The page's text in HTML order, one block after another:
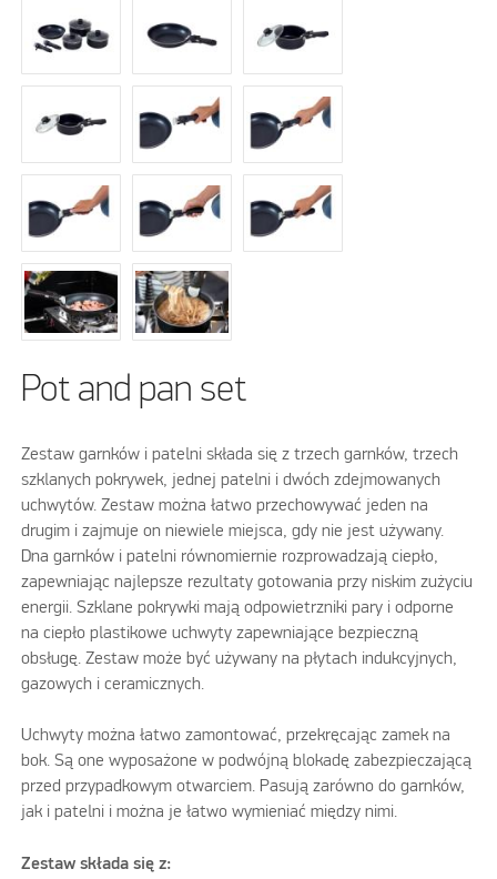
Pot and pan set
Zestaw garnków i patelni składa się z trzech garnków, trzech
szklanych pokrywek, jednej patelni i dwóch zdejmowanych
uchwytów. Zestaw można łatwo przechowywać jeden na
drugim i zajmuje on niewiele miejsca, gdy nie jest używany.
Dna garnków i patelni równomiernie rozprowadzają ciepło,
zapewniając najlepsze rezultaty gotowania przy niskim zużyciu
energii. Szklane pokrywki mają odpowietrzniki pary i odporne
na ciepło plastikowe uchwyty zapewniające bezpieczną
obsługę. Zestaw może być używany na płytach indukcyjnych,
gazowych i ceramicznych.
Uchwyty można łatwo zamontować, przekręcając zamek na
bok. Są one wyposażone w podwójną blokadę zabezpieczającą
przed przypadkowym otwarciem. Pasują zarówno do garnków,
jak i patelni i można je łatwo wymieniać między nimi.
Zestaw składa się z: